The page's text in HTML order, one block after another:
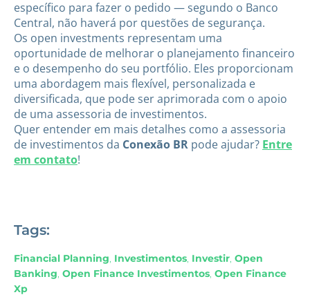
específico para fazer o pedido — segundo o Banco
Central, não haverá por questões de segurança.
Os open investments representam uma
oportunidade de melhorar o planejamento financeiro
e o desempenho do seu portfólio. Eles proporcionam
uma abordagem mais flexível, personalizada e
diversificada, que pode ser aprimorada com o apoio
de uma assessoria de investimentos.
Quer entender em mais detalhes como a assessoria
de investimentos da Conexão BR pode ajudar? Entre
em contato!
Tags:
Financial Planning, Investimentos, Investir, Open
Banking, Open Finance Investimentos, Open Finance
Xp